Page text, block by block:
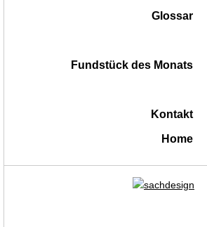
Glossar
Fundstück des Monats
Kontakt
Home